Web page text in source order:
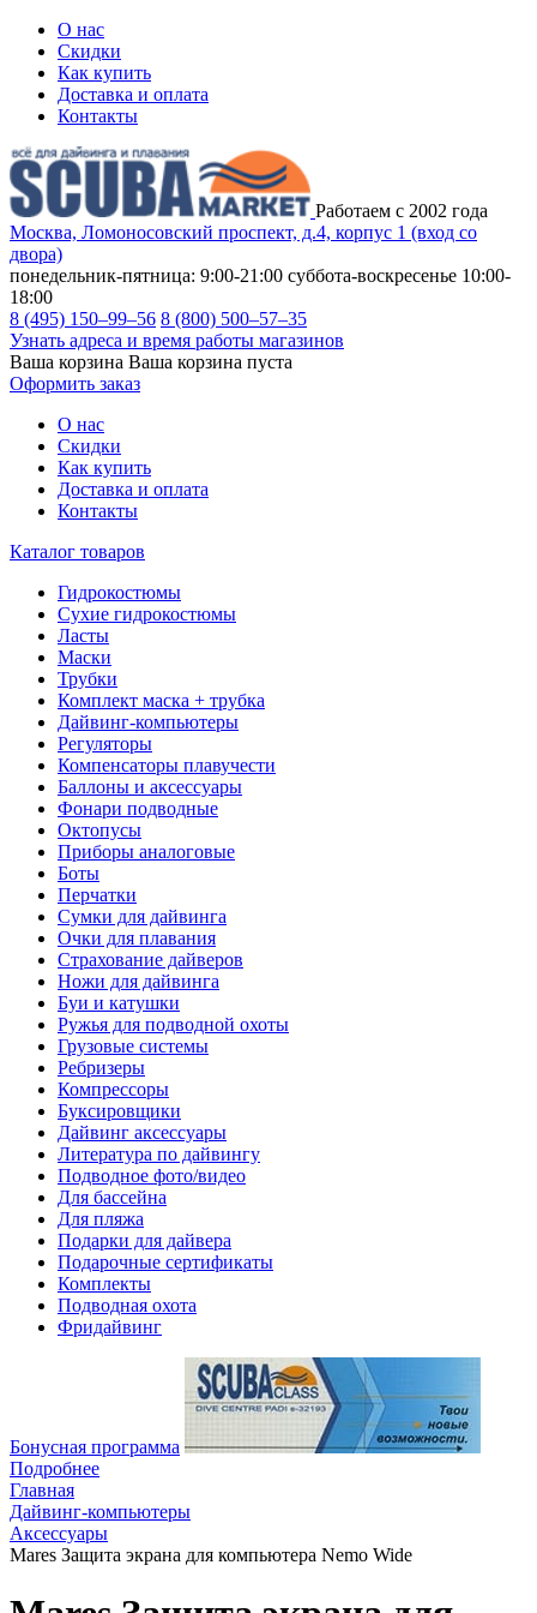
О нас
Скидки
Как купить
Доставка и оплата
Контакты
Работаем с 2002 года
Москва, Ломоносовский проспект, д.4, корпус 1 (вход со
двора)
понедельник-пятница: 9:00-21:00 суббота-воскресенье 10:00-
18:00
8 (495) 150–99–56 8 (800) 500–57–35
Узнать адреса и время работы магазинов
Ваша корзина Ваша корзина пуста
Оформить заказ
О нас
Скидки
Как купить
Доставка и оплата
Контакты
Каталог товаров
Гидрокостюмы
Сухие гидрокостюмы
Ласты
Маски
Трубки
Комплект маска + трубка
Дайвинг-компьютеры
Регуляторы
Компенсаторы плавучести
Баллоны и аксессуары
Фонари подводные
Октопусы
Приборы аналоговые
Боты
Перчатки
Сумки для дайвинга
Очки для плавания
Страхование дайверов
Ножи для дайвинга
Буи и катушки
Ружья для подводной охоты
Грузовые системы
Ребризеры
Компрессоры
Буксировщики
Дайвинг аксессуары
Литература по дайвингу
Подводное фото/видео
Для бассейна
Для пляжа
Подарки для дайвера
Подарочные сертификаты
Комплекты
Подводная охота
Фридайвинг
Бонусная программа
Подробнее
Главная
Дайвинг-компьютеры
Аксессуары
Mares Защита экрана для компьютера Nemo Wide